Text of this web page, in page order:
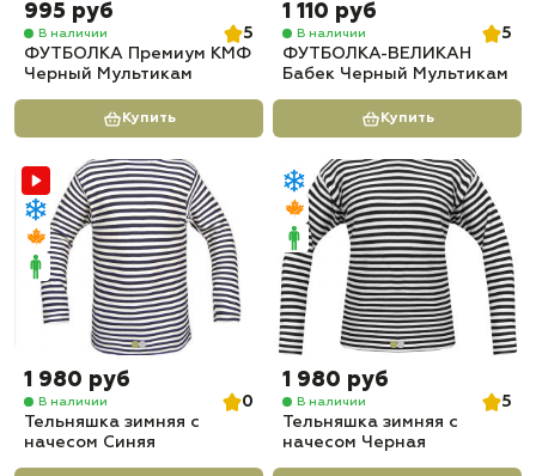
995 руб
В наличии
5
ФУТБОЛКА Премиум КМФ
Черный Мультикам
Купить
1 110 руб
В наличии
5
ФУТБОЛКА-ВЕЛИКАН
Бабек Черный Мультикам
Купить
1 980 руб
В наличии
0
Тельняшка зимняя с
начесом Синяя
1 980 руб
В наличии
5
Тельняшка зимняя с
начесом Черная